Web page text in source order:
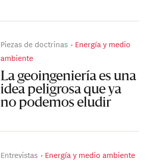
Piezas de doctrinas
Energía y medio
ambiente
La geoingeniería es una
idea peligrosa que ya
no podemos eludir
Entrevistas Energía y medio ambiente